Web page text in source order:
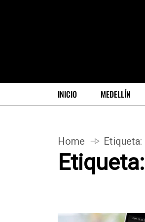
INICIO MEDELLÍN
Home Etiqueta:
Etiqueta: